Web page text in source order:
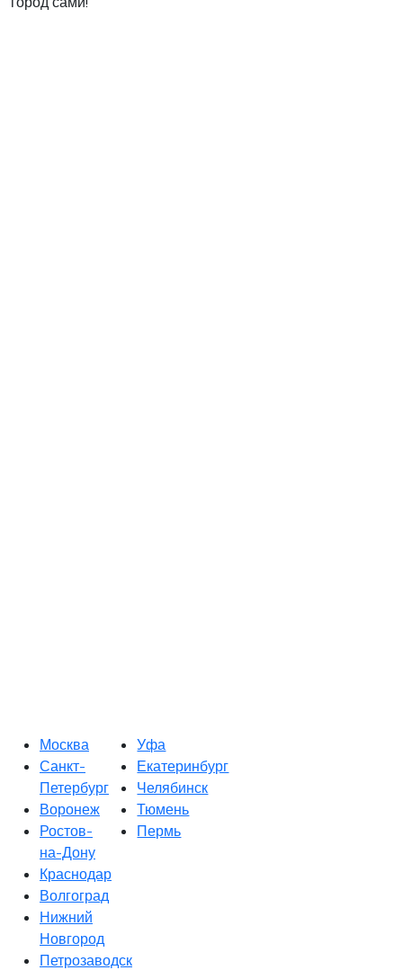
Москва
Санкт-
Петербург
Воронеж
Ростов-
на-Дону
Краснодар
Волгоград
Нижний
Новгород
Петрозаводск
Уфа
Екатеринбург
Челябинск
Тюмень
Пермь